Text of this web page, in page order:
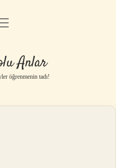
Uyarı
Anlar
öğrenmenin tadı!